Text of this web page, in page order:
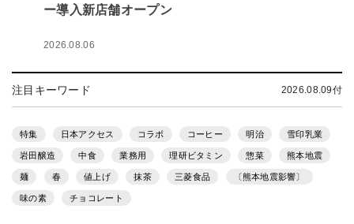
ー導入新店舗オープン
2026.08.06
注目キーワード 2026.08.09付
特集 日本アクセス コラボ コーヒー 明治 雪印乳業
岩田醸造 中食 業務用 理研ビタミン 惣菜 熊本地震
麺 春 値上げ 抹茶 三菱食品 〔熊本地震影響〕
味の素 チョコレート